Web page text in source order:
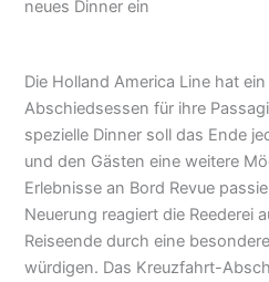
Die Holland America Line hat
Abschiedsessen für ihre
spezielle Dinner soll das Ende
und den Gästen eine weitere
Erlebnisse an Bord Revue
Neuerung reagiert die Reederei
Reiseende durch eine
würdigen. Das Kreuzfahrt-